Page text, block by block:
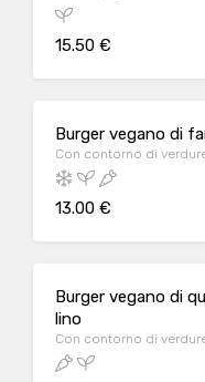
di stagione
15.50 €
Burger vegano di
Con contorno di
13.00 €
Burger vegano di
lino
Con contorno di